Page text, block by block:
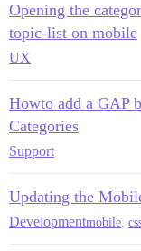
Opening the
topic-list on mobile
UX
Howto add a GAP
Categories
Support
Updating the
Developmentmobile